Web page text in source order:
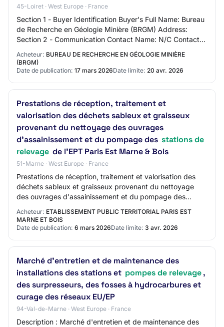
45-Loiret · West Europe · France
Section 1 - Buyer Identification Buyer's Full Name: Bureau
de Recherche en Géologie Minière (BRGM) Address:
Section 2 - Communication Contact Name: N/C Contact
Email Address: N/C Contact Phone Number…
Acheteur: BUREAU DE RECHERCHE EN GÉOLOGIE MINIÈRE
(BRGM)
Date de publication: 17 mars 2026Date limite: 20 avr. 2026
Prestations de réception, traitement et
valorisation des déchets sableux et graisseux
provenant du nettoyage des ouvrages
d'assainissement et du pompage des stations de
relevage de l'EPT Paris Est Marne & Bois
51-Marne · West Europe · France
Prestations de réception, traitement et valorisation des
déchets sableux et graisseux provenant du nettoyage
des ouvrages d'assainissement et du pompage des
Acheteur: ETABLISSEMENT PUBLIC TERRITORIAL PARIS EST
MARNE ET BOIS
Date de publication: 6 mars 2026Date limite: 3 avr. 2026
Marché d'entretien et de maintenance des
installations des stations et pompes de relevage,
des surpresseurs, des fosses à hydrocarbures et
curage des réseaux EU/EP
94-Val-de-Marne · West Europe · France
Description : Marché d'entretien et de maintenance des